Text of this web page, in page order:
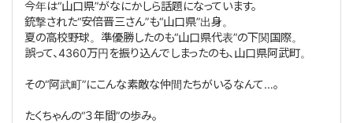
今年は“山口県”がなにかしら話題になっています。
銃撃された“安倍晋三さん”も“山口県”出身。
夏の高校野球。準優勝したのも“山口県代表”の下関国際。
誤って、4360万円を振り込んでしまったのも、山口県阿武町。
その“阿武町”にこんな素敵な仲間たちがいるなんて…。
たくちゃんの“３年間”の歩み。